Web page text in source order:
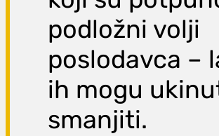
podložni volji
poslodavca –
ih mogu
smanjiti.